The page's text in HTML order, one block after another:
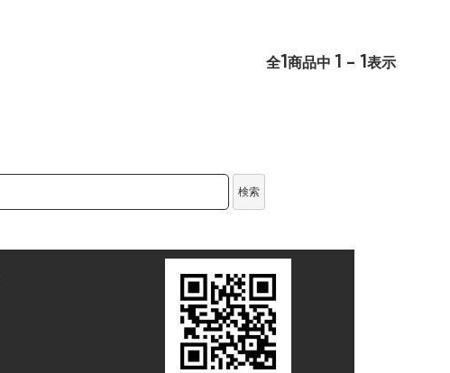
全1商品中 1 - 1表示
検索